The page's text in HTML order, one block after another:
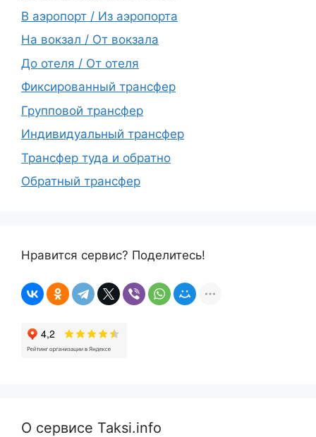
В аэропорт / Из аэропорта
На вокзал / От вокзала
До отеля / От отеля
Фиксированный трансфер
Групповой трансфер
Индивидуальный трансфер
Трансфер туда и обратно
Обратный трансфер
Нравится сервис? Поделитесь!
О сервисе Taksi.info